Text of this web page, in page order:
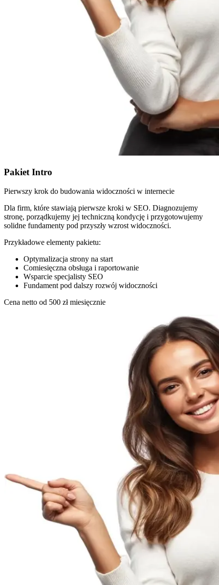
Pakiet Intro
Pierwszy krok do budowania widoczności w internecie
Dla firm, które stawiają pierwsze kroki w SEO. Diagnozujemy
stronę, porządkujemy jej techniczną kondycję i przygotowujemy
solidne fundamenty pod przyszły wzrost widoczności.
Przykładowe elementy pakietu:
Optymalizacja strony na start
Comiesięczna obsługa i raportowanie
Wsparcie specjalisty SEO
Fundament pod dalszy rozwój widoczności
Cena netto od 500 zł miesięcznie